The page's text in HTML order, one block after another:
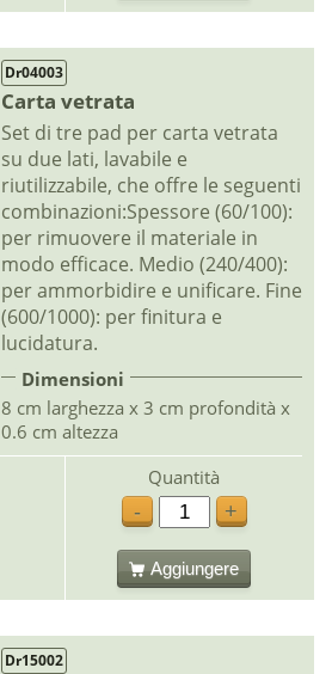
Dr04003
Carta vetrata
Set di tre pad per carta vetrata
su due lati, lavabile e
riutilizzabile, che offre le seguenti
combinazioni:Spessore (60/100):
per rimuovere il materiale in
modo efficace. Medio (240/400):
per ammorbidire e unificare. Fine
(600/1000): per finitura e
lucidatura.
Dimensioni
8 cm larghezza x 3 cm profondità x
0.6 cm altezza
Quantità
-
+
Aggiungere
Dr15002